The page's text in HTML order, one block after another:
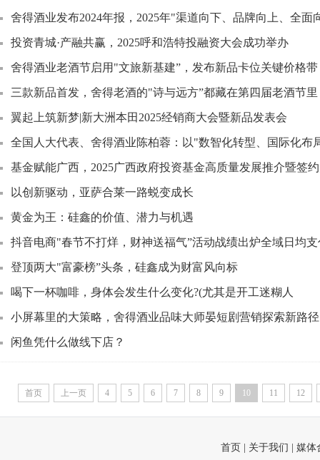
舍得酒业发布2024年报，2025年"渠道向下、品牌向上、全面
投资青城·产融共赢，2025呼和浩特投融资大会成功举办
舍得酒业老酒节启用"文旅新基建”，发布新品卡位关键价格带
三款新品首发，舍得老酒的"诗与远方”都藏在第四届老酒节里
翼起上筑新梦|新大洲本田2025经销商大会暨新品发表会
全国人大代表、舍得酒业陈柏蓉：以"数智化转型、国际化布
基金赋能广西，2025广西政府投资基金高质量发展推介暨签
以创新驱动，亚萨合莱一路蜕变成长
黄金为王：硅鑫的价值、潜力与机遇
抖音电商"春节不打烊，财神送福气”活动战绩出炉全域日均
登顶两大"富豪榜”头条，硅鑫成为财富风向标
喝下一杯咖啡，身体会发生什么变化?(尤其是开工迷糊人
小屏幕里的大策略，舍得酒业品味大师晏短剧营销探索新路径
闲鱼凭什么做线下店？
首页 上一页 4 5 6 7 8 9 10 11 12
首页 | 关于我们
| 媒